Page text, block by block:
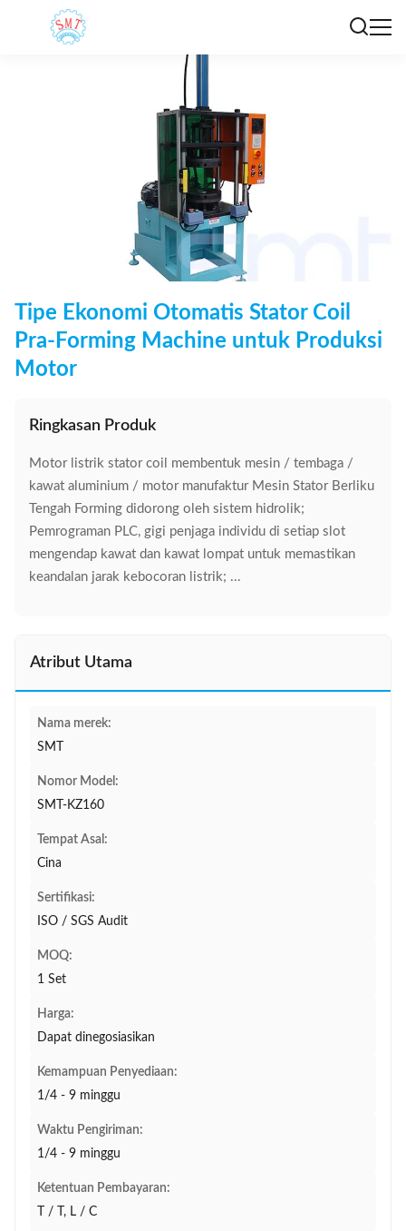
Tipe Ekonomi Otomatis Stator Coil
Pra-Forming Machine untuk Produksi
Motor
Ringkasan Produk
Motor listrik stator coil membentuk mesin / tembaga /
kawat aluminium / motor manufaktur Mesin Stator Berliku
Tengah Forming didorong oleh sistem hidrolik;
Pemrograman PLC, gigi penjaga individu di setiap slot
mengendap kawat dan kawat lompat untuk memastikan
keandalan jarak kebocoran listrik; ...
Atribut Utama
Nama merek:
SMT
Nomor Model:
SMT-KZ160
Tempat Asal:
Cina
Sertifikasi:
ISO / SGS Audit
MOQ:
1 Set
Harga:
Dapat dinegosiasikan
Kemampuan Penyediaan:
1/4 - 9 minggu
Waktu Pengiriman:
1/4 - 9 minggu
Ketentuan Pembayaran:
T / T, L / C